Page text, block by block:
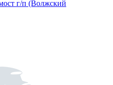
г/п (Волжский